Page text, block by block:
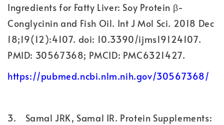
Ingredients for Fatty Liver: Soy Protein β-
Conglycinin and Fish Oil. Int J Mol Sci. 2018 Dec
18;19(12):4107. doi: 10.3390/ijms19124107.
PMID: 30567368; PMCID: PMC6321427.
https://pubmed.ncbi.nlm.nih.gov/30567368/
3.
Samal JRK, Samal IR. Protein Supplements: